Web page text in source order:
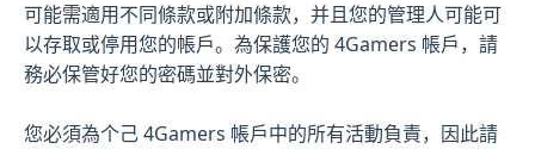
可能需適用不同條款或附加條款，并且您的管理人可能可
以存取或停用您的帳戶。為保護您的 4Gamers 帳戶，請
務必保管好您的密碼並對外保密。
您必須為个己 4Gamers 帳戶中的所有活動負責，因此請